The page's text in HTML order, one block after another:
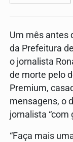
Um mês antes
da Prefeitura
o jornalista
de morte pelo
Premium,
mensagens, o
jornalista “com
“Faça mais